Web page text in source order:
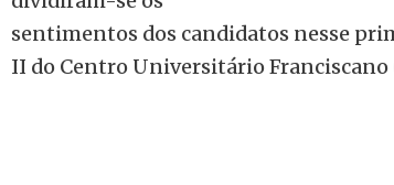
sentimentos dos candidatos nesse
II do Centro Universitário